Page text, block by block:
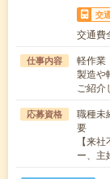
交
交通費
仕事内容
軽作業
製造や
ご紹
応募資格
職種未
要
【来
ー、